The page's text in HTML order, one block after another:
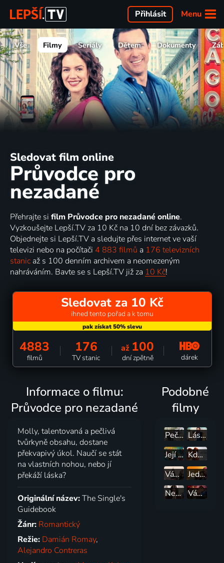
Menu
Přihlásit
Vše Filmy Seriály Dětem Dokumenty
Sledovat film online
Průvodce pro
nezadané
Přehrajte si film Průvodce pro nezadané online.
Vyzkoušejte Lepší.TV za 10 Kč na 10 dní bez závazků.
Objednejte si Lepší.TV a sledujte přes internet ve vaší
televizi nebo na počítači 4 883 filmů a 176 televizních
stanic až s 100 denním archivem a neomezeným
nahráváním. Bavte se s Lepší.TV již za 10 Kč!
Sledovat za 10 Kč
ihned tento pořad a k tomu
4883
filmů
176
TV stanic
až 100
dní zpětně dárek
Informace o filmu:
Průvodce pro nezadané
Molly, talentovaná a pečlivá
tvůrkyně obsahu, dostane
překvapivý úkol. Naučí se stát
na vlastních nohou, nebo jí
překáží láska?
Originální název:The Single's
Guidebook
Žánr: Romantický
Režie: Damián Romay,
Alejandro Contreras
Podobné
filmy
Pečená romance
Láska na řece
Její portrét
Kdyby ulice Beale mohla mluvit
Vánoce na hřebíku
Jedna želva za druhou
Nesnáším tě, lásko
Vánoce ve světle reflektorů